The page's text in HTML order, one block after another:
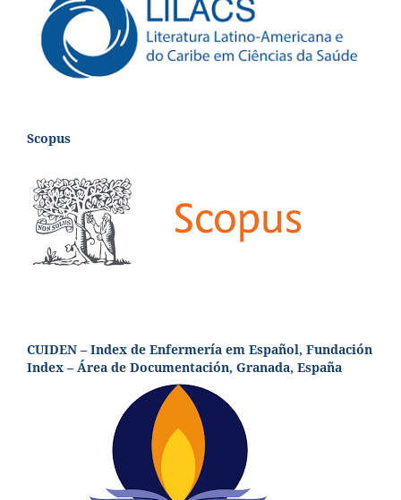
Scopus
CUIDEN – Index de Enfermería em Español, Fundación
Index – Área de Documentación, Granada, España